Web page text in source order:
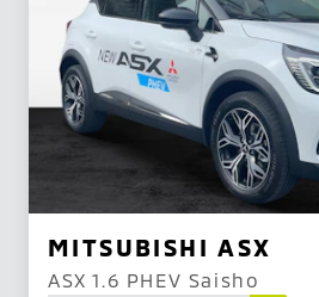
MITSUBISHI ASX
ASX 1.6 PHEV Saisho